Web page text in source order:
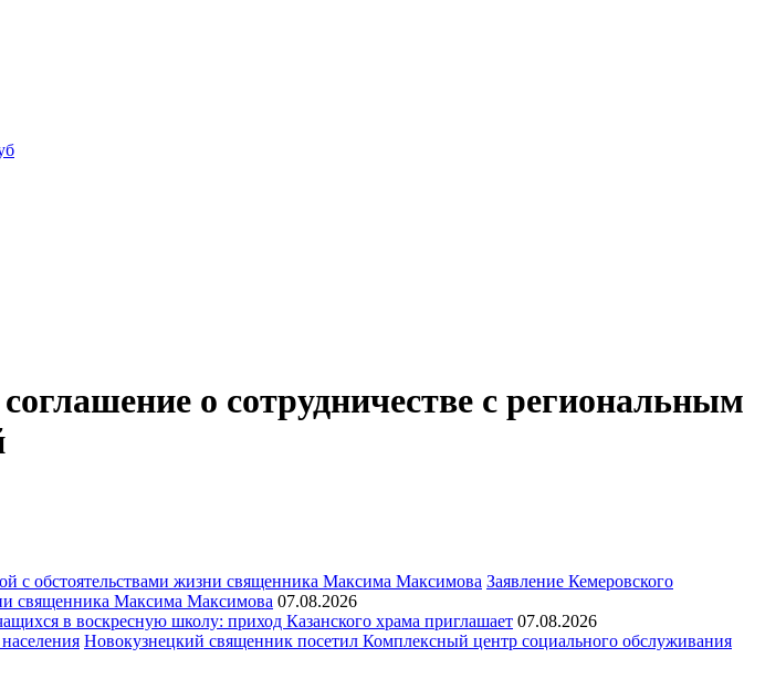
о сотрудничестве с региональным
Заявление Кемеровского
священника Максима Максимова 07.08.2026
в воскресную школу: приход Казанского храма приглашает 07.08.2026
Новокузнецкий священник посетил Комплексный центр социального обслуживания